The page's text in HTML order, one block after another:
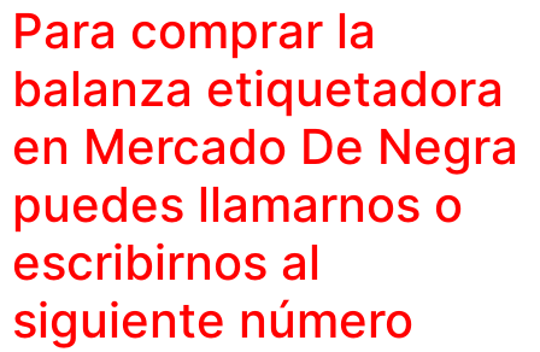
Para comprar la
balanza etiquetadora
en Mercado De Negra
puedes llamarnos o
escribirnos al
siguiente número